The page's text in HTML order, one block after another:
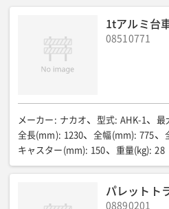
1tアルミ台
08510771
メーカー : ナカオ 型式: AHK-1 最
全長(mm): 1230 全幅(mm): 775
キャスター(mm): 150 重量(kg): 28
パレットト
08890201